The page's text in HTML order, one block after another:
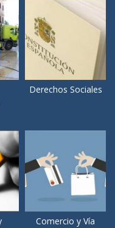
Derechos Sociales
Comercio y Vía